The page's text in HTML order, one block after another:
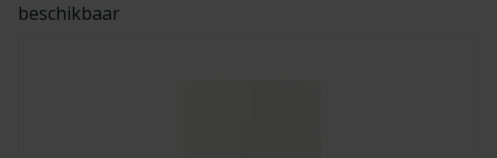
beschikbaar